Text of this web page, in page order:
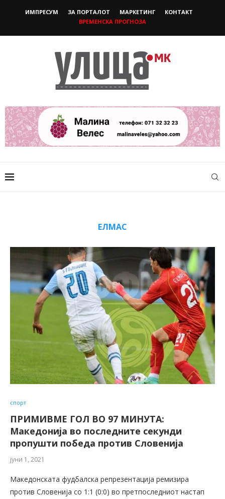
ИМПРЕСУМ ЗА ПОРТАЛОТ МАРКЕТИНГ
КОНТАКТ
ВРЕМЕНСКА ПРОГНОЗА
ЕЛМАС
спорт
ПРИМИВМЕ ГОЛ ВО 97 МИНУТА:
Македонија во последните секунди
пропушти победа против Словенија
јуни 1, 2021
Македонската фудбалска репрезентација ремизира
против Словенија со 1:1 (0:0) во претпоследниот настап